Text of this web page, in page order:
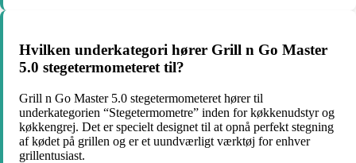
Hvilken underkategori hører Grill n Go Master
5.0 stegetermometeret til?
Grill n Go Master 5.0 stegetermometeret hører til
underkategorien “Stegetermometre” inden for køkkenudstyr og
køkkengrej. Det er specielt designet til at opnå perfekt stegning
af kødet på grillen og er et uundværligt værktøj for enhver
grillentusiast.